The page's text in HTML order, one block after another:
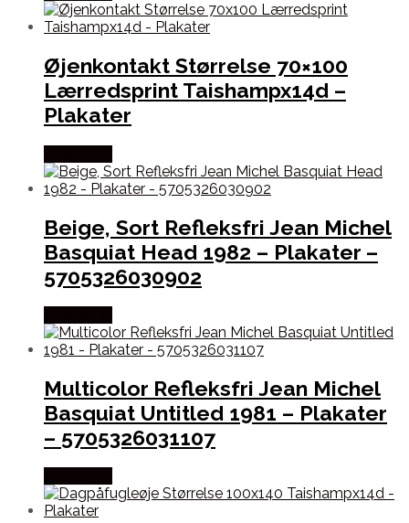
Øjenkontakt Størrelse 70×100
Lærredsprint Taishampx14d –
Plakater
Beige, Sort Refleksfri Jean Michel
Basquiat Head 1982 – Plakater –
5705326030902
Multicolor Refleksfri Jean Michel
Basquiat Untitled 1981 – Plakater
– 5705326031107